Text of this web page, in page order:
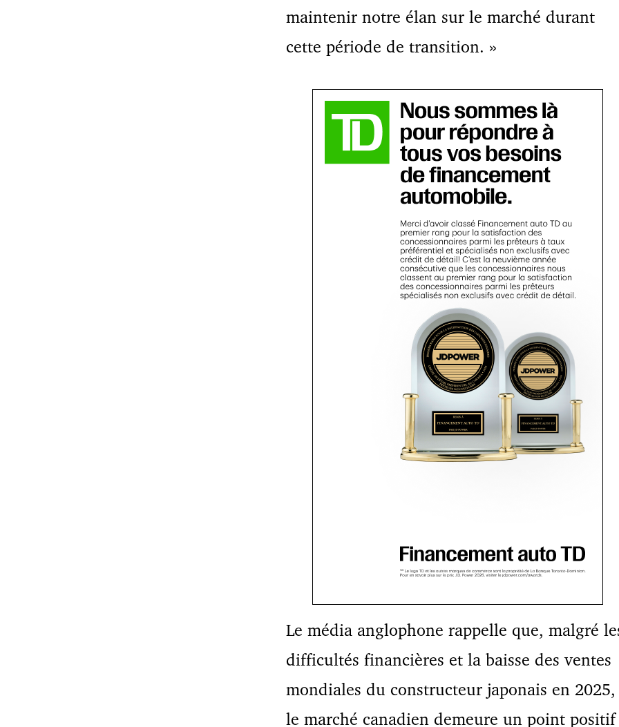
maintenir notre élan sur le marché durant
cette période de transition. »
Le média anglophone rappelle que, malgré
difficultés financières et la baisse des ventes
mondiales du constructeur japonais en 2025,
le marché canadien demeure un point